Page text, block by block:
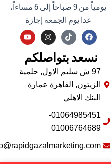
يومياً من 9 صباحاً إلى 6 مساءاً،
عدا يوم الجمعة إجازة
F
a
e
b
o
k
n
a
g
a
Y
o
t
u
b
نسعد بتواصلكم
97 ش سليم الاول, حلمية
الزيتون, القاهرة عمارة
البنك الاهلي
01064985451-
01006764689
info@rapidgazalmarketing.com